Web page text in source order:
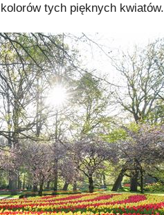
tych pięknych kwiatów.